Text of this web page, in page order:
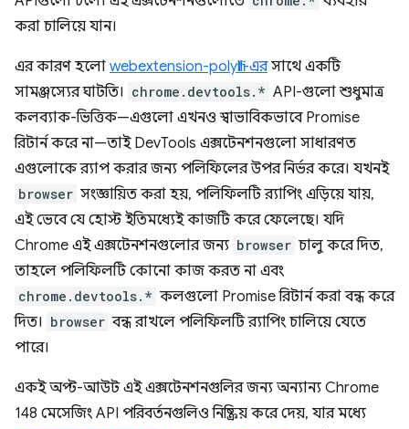
করা চালিয়ে যান।
এর কারণ হলো webextension-polyfill-এরসাথে একটি
সামঞ্জস্যের ঘাটতি। chrome.devtools.* API-গুলো শুধুমাত্র
কলব্যাক-ভিত্তিক—এগুলো এখনও স্বাভাবিকভাবে Promise
রিটার্ন করে না—তাই DevTools এক্সটেনশনগুলো সাধারণত
এগুলোকে র‍্যাপ করার জন্য পলিফিলের উপর নির্ভর করে। যখনই
browser সংজ্ঞায়িত করা হয়, পলিফিলটি র‍্যাপিং এড়িয়ে যায়,
এই ভেবে যে হোস্ট ইতিমধ্যেই কাজটি করে ফেলেছে। যদি
Chrome এই এক্সটেনশনগুলোর জন্য browser চালু করে দিত,
তাহলে পলিফিলটি কোনো কাজ করত না এবং
chrome.devtools.* কলগুলো Promise রিটার্ন করা বন্ধ করে
দিত। browser বন্ধ রাখলে পলিফিলটি র‍্যাপিং চালিয়ে যেতে
পারে।
একই অপ্ট-আউট এই এক্সটেনশনগুলির জন্য অন্যান্য Chrome
148 মেসেজিং API পরিবর্তনগুলিও নিষ্ক্রিয় করে দেয়, যার মধ্যে